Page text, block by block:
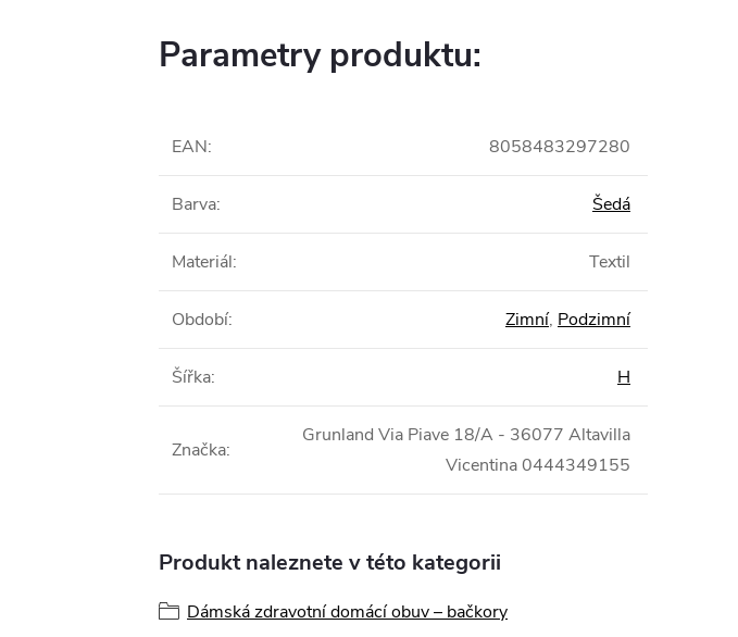
Parametry produktu:
EAN: 8058483297280
Barva: Šedá
Materiál: Textil
Období: Zimní, Podzimní
Šířka: H
Značka:
Grunland Via Piave 18/A - 36077 Altavilla
Vicentina 0444349155
Produkt naleznete v této kategorii
Dámská zdravotní domácí obuv – bačkory